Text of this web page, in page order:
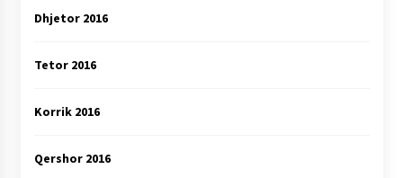
Dhjetor 2016
Tetor 2016
Korrik 2016
Qershor 2016